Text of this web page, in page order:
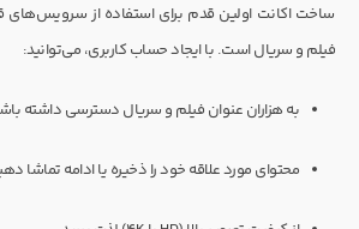
ساخت اکانت اولین قدم برای استفاده از سرویس‌های
فیلم و سریال است. با ایجاد حساب کاربری، می‌توانید:
به هزاران عنوان فیلم و سریال دسترسی داشته
محتوای مورد علاقه خود را ذخیره یا ادامه تماشا